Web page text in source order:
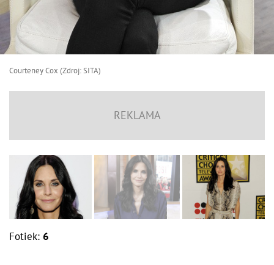
Courteney Cox (Zdroj: SITA)
Fotiek: 6